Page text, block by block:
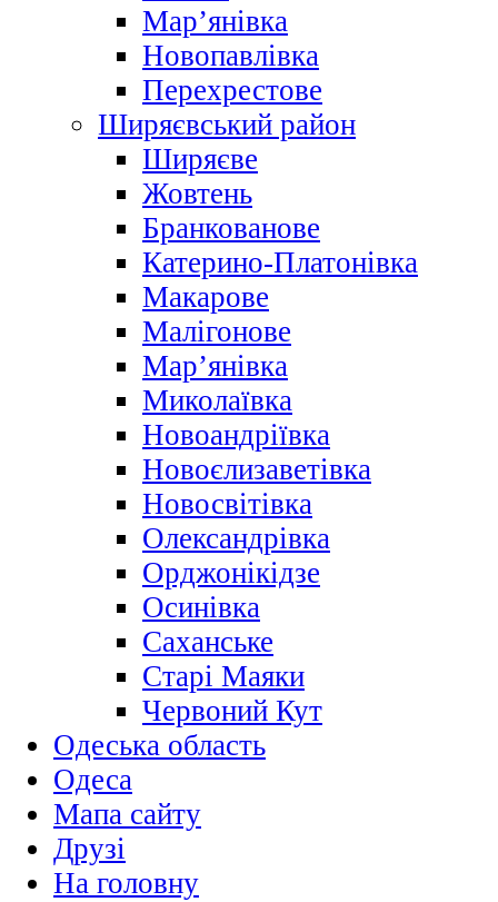
Мар’янівка
Новопавлівка
Перехрестове
Ширяєвський район
Ширяєве
Жовтень
Бранкованове
Катерино-Платонівка
Макарове
Малігонове
Мар’янівка
Миколаївка
Новоандріївка
Новоєлизаветівка
Новосвітівка
Олександрівка
Орджонікідзе
Осинівка
Саханське
Старі Маяки
Червоний Кут
Одеська область
Одеса
Мапа сайту
Друзі
На головну